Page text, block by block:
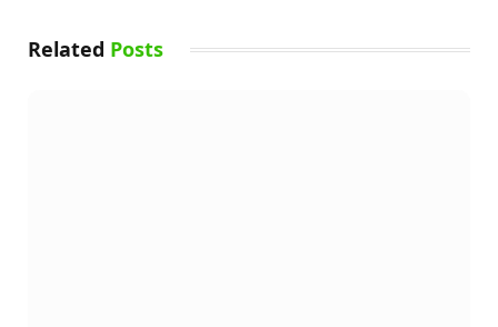
Related Posts